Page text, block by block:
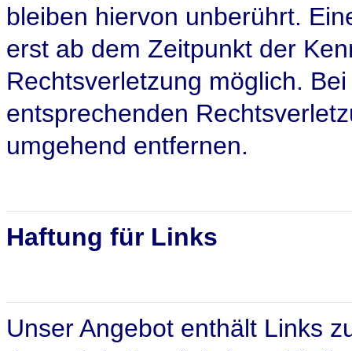
bleiben hiervon unberührt.
erst ab dem Zeitpunkt der
Rechtsverletzung möglich.
entsprechenden
umgehend entfernen.
Haftung für Links
Unser Angebot enthält Links